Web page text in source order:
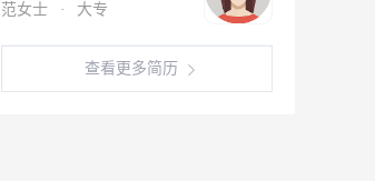
范女士 · 大专
查看更多简历